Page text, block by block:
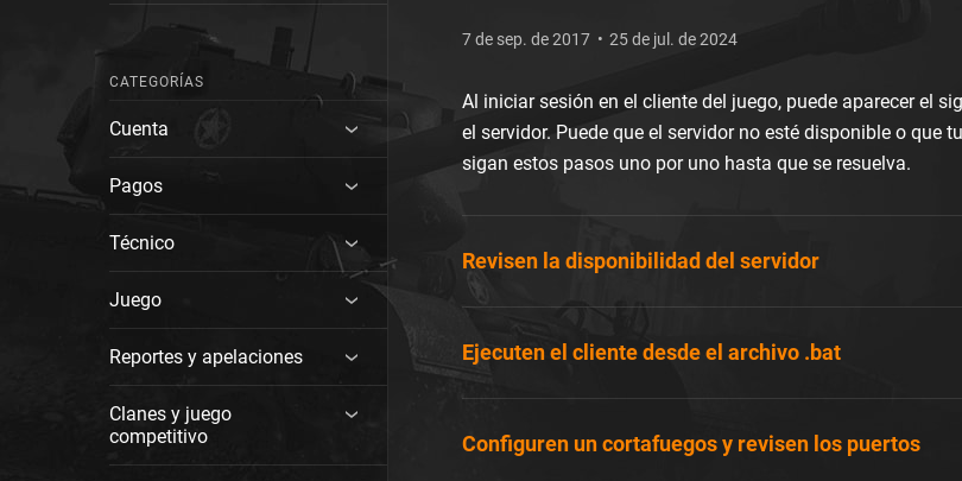
CATEGORÍAS
Cuenta
Pagos
Técnico
Juego
Reportes y apelaciones
Clanes y juego
competitivo
7 de sep. de 2017 25 de jul. de 2024
Al iniciar sesión en el cliente del juego, puede aparecer el
el servidor. Puede que el servidor no esté disponible o que
sigan estos pasos uno por uno hasta que se resuelva.
Revisen la disponibilidad del servidor
Ejecuten el cliente desde el archivo .bat
Configuren un cortafuegos y revisen los puertos